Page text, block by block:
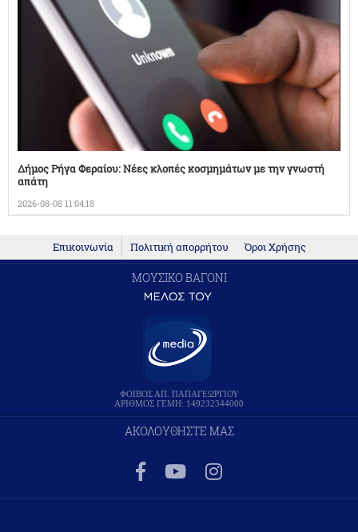
Δήμος Ρήγα Φεραίου: Νέες κλοπές κοσμημάτων με την γνωστή
απάτη
2026-08-08 11:04:18
Επικοινωνία Πολιτική απορρήτου Όροι Χρήσης
ΜΟΥΣΙΚΟ ΒΑΓΟΝΙ
ΦΟΙΒΟΣ ΑΠ. ΠΑΠΑΓΕΩΡΓΙΟΥ
ΑΡΙΘΜΟΣ ΓΕΜΗ: 149232344000
ΑΚΟΛΟΥΘΗΣΤΕ ΜΑΣ